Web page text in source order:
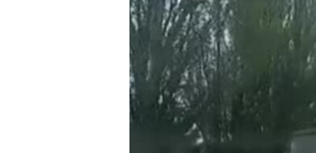
УКРАЇНСЬКА ПРОБЛЕМА КРИМУ